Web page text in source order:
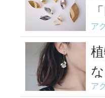
ア
ア